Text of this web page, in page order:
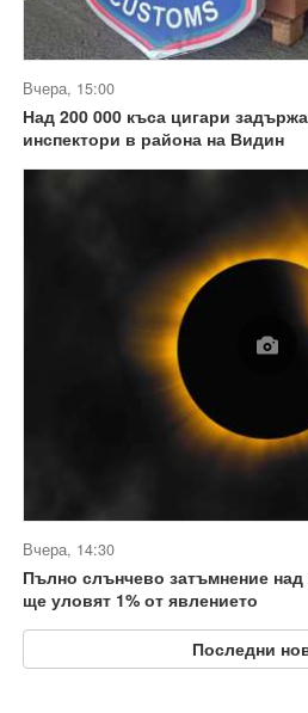
Вчера, 15:00
Над 200 000 къса цигари
инспектори в района на Видин
Вчера, 14:30
Пълно слънчево затъмнение
ще уловят 1% от явлението
Последни